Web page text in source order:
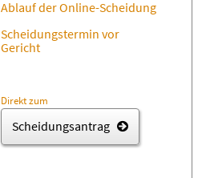
Ablauf der Online-Scheidung
Scheidungstermin vor
Gericht
Direkt zum
Scheidungsantrag